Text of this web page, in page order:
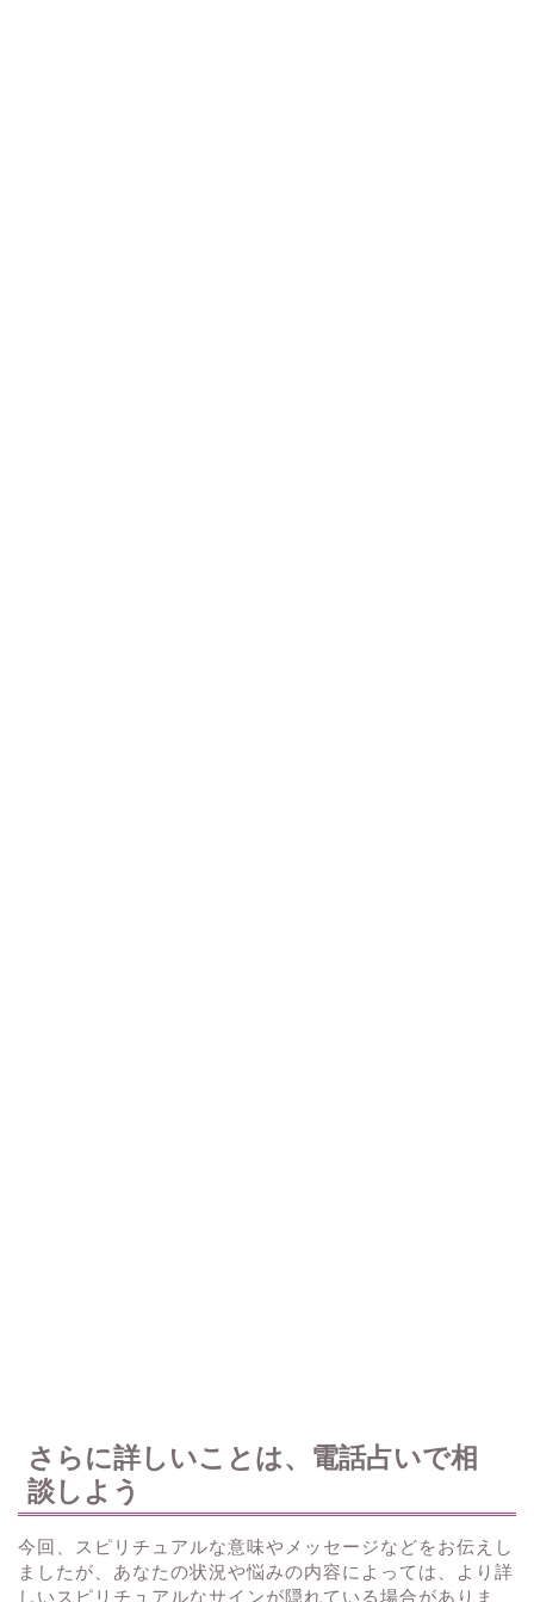
さらに詳しいことは、電話占いで相
談しよう
今回、スピリチュアルな意味やメッセージなどをお伝えし
ましたが、あなたの状況や悩みの内容によっては、より詳
しいスピリチュアルなサインが隠れている場合がありま